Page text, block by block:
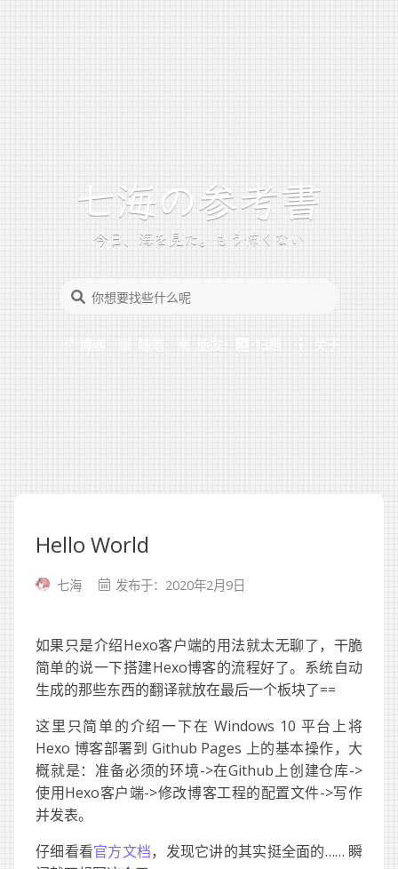
今日、海を見た。もう怖くない
博客 随笔 朋友 归档 关于
Hello World
七海 发布于：2020年2月9日
如果只是介绍Hexo客户端的用法就太无聊了，干脆
简单的说一下搭建Hexo博客的流程好了。系统自动
生成的那些东西的翻译就放在最后一个板块了==
这里只简单的介绍一下在 Windows 10 平台上将
Hexo 博客部署到 Github Pages 上的基本操作，大
概就是：准备必须的环境->在Github上创建仓库->
使用Hexo客户端->修改博客工程的配置文件->写作
并发表。
仔细看看官方文档，发现它讲的其实挺全面的…… 瞬